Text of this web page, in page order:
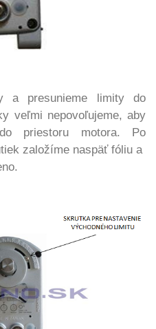
a presunieme limity do
veľmi nepovoľujeme, aby
priestoru motora. Po
založíme naspäť fóliu a